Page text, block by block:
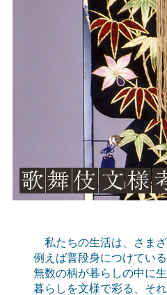
私たちの生活は、さま
例えば普段身につけてい
無数の柄が暮らしの中に生
暮らしを文様で彩る、そ